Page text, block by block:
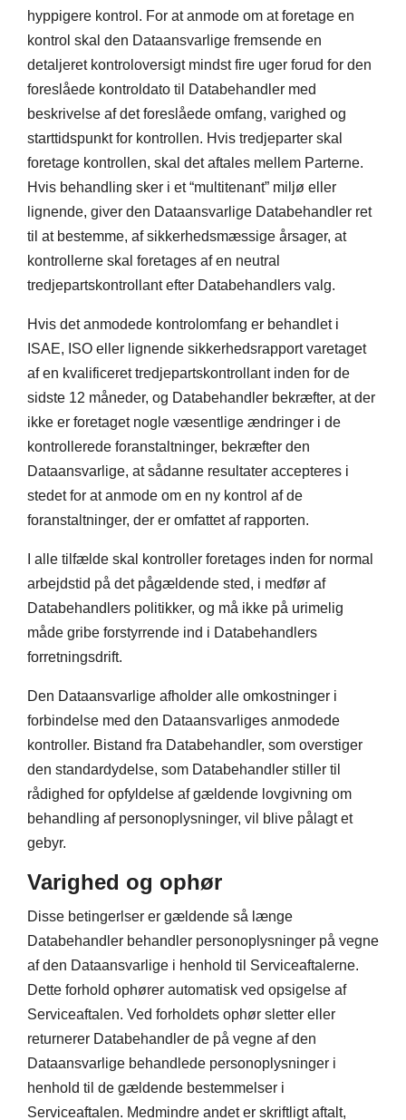
hyppigere kontrol. For at anmode om at foretage en
kontrol skal den Dataansvarlige fremsende en
detaljeret kontroloversigt mindst fire uger forud for den
foreslåede kontroldato til Databehandler med
beskrivelse af det foreslåede omfang, varighed og
starttidspunkt for kontrollen. Hvis tredjeparter skal
foretage kontrollen, skal det aftales mellem Parterne.
Hvis behandling sker i et “multitenant” miljø eller
lignende, giver den Dataansvarlige Databehandler ret
til at bestemme, af sikkerhedsmæssige årsager, at
kontrollerne skal foretages af en neutral
tredjepartskontrollant efter Databehandlers valg.
Hvis det anmodede kontrolomfang er behandlet i
ISAE, ISO eller lignende sikkerhedsrapport varetaget
af en kvalificeret tredjepartskontrollant inden for de
sidste 12 måneder, og Databehandler bekræfter, at der
ikke er foretaget nogle væsentlige ændringer i de
kontrollerede foranstaltninger, bekræfter den
Dataansvarlige, at sådanne resultater accepteres i
stedet for at anmode om en ny kontrol af de
foranstaltninger, der er omfattet af rapporten.
I alle tilfælde skal kontroller foretages inden for normal
arbejdstid på det pågældende sted, i medfør af
Databehandlers politikker, og må ikke på urimelig
måde gribe forstyrrende ind i Databehandlers
forretningsdrift.
Den Dataansvarlige afholder alle omkostninger i
forbindelse med den Dataansvarliges anmodede
kontroller. Bistand fra Databehandler, som overstiger
den standardydelse, som Databehandler stiller til
rådighed for opfyldelse af gældende lovgivning om
behandling af personoplysninger, vil blive pålagt et
gebyr.
Varighed og ophør
Disse betingerlser er gældende så længe
Databehandler behandler personoplysninger på vegne
af den Dataansvarlige i henhold til Serviceaftalerne.
Dette forhold ophører automatisk ved opsigelse af
Serviceaftalen. Ved forholdets ophør sletter eller
returnerer Databehandler de på vegne af den
Dataansvarlige behandlede personoplysninger i
henhold til de gældende bestemmelser i
Serviceaftalen. Medmindre andet er skriftligt aftalt,